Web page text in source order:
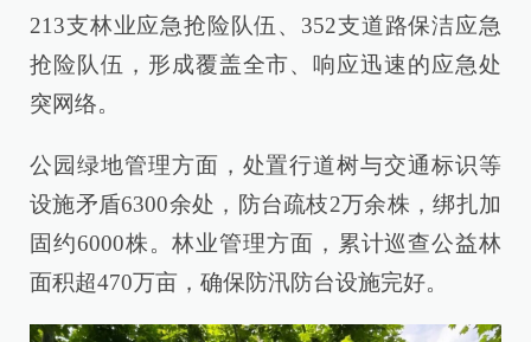
213支林业应急抢险队伍、352支道路保洁应急
抢险队伍，形成覆盖全市、响应迅速的应急处
突网络。
公园绿地管理方面，处置行道树与交通标识等
设施矛盾6300余处，防台疏枝2万余株，绑扎加
固约6000株。林业管理方面，累计巡查公益林
面积超470万亩，确保防汛防台设施完好。